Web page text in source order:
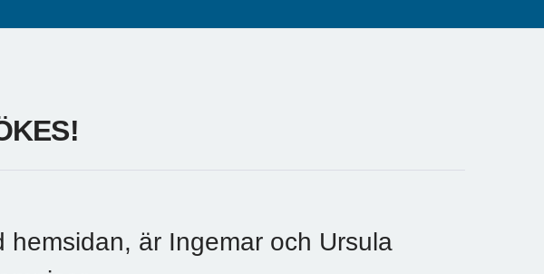
hemsidan, är Ingemar och Ursula